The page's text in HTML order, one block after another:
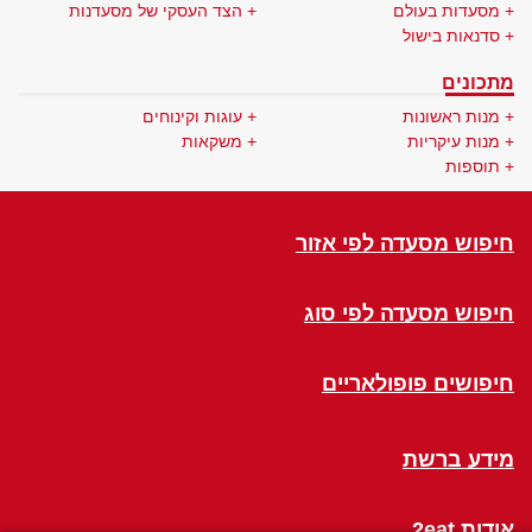
מסעדות בעולם
סדנאות בישול
הצד העסקי של מסעדנות
מתכונים
מנות ראשונות
מנות עיקריות
תוספות
עוגות וקינוחים
משקאות
חיפוש מסעדה לפי אזור
חיפוש מסעדה לפי סוג
חיפושים פופולאריים
מידע ברשת